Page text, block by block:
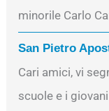
minorile Carlo
San Pietro
Cari amici, vi
scuole e i